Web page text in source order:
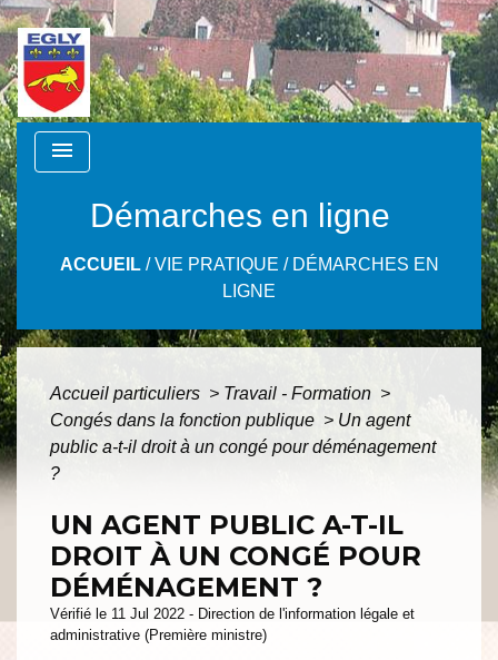
menu
Démarches en ligne
ACCUEIL/VIE PRATIQUE / DÉMARCHES EN
LIGNE
Accueil particuliers > Travail - Formation >
Congés dans la fonction publique > Un agent
public a-t-il droit à un congé pour déménagement
?
UN AGENT PUBLIC A-T-IL
DROIT À UN CONGÉ POUR
DÉMÉNAGEMENT ?
Vérifié le 11 Jul 2022 - Direction de l'information légale et
administrative (Première ministre)